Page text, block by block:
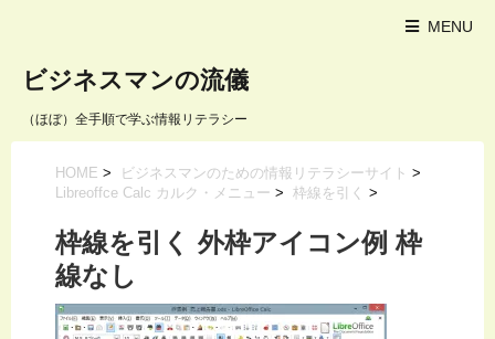
MENU
ビジネスマンの流儀
（ほぼ）全手順で学ぶ情報リテラシー
HOME > ビジネスマンのための情報リテラシーサイト >
Libreoffce Calc カルク・メニュー > 枠線を引く >
枠線を引く 外枠アイコン例 枠
線なし